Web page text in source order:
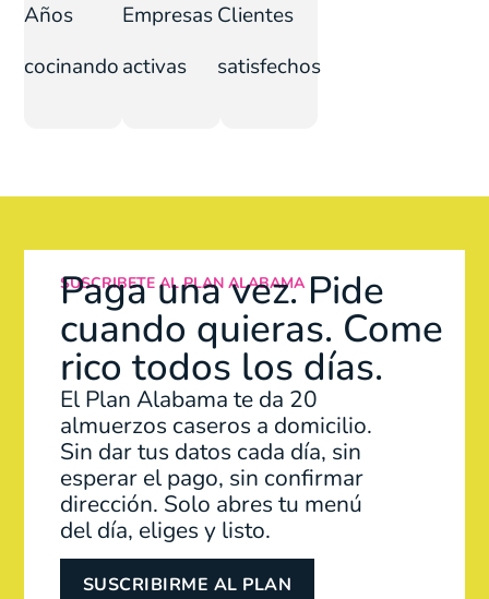
Años
cocinando
Empresas
activas
Clientes
satisfechos
SUSCRIBETE AL PLAN ALABAMA
Paga una vez. Pide
cuando quieras. Come
rico todos los días.
El Plan Alabama te da 20
almuerzos caseros a domicilio.
Sin dar tus datos cada día, sin
esperar el pago, sin confirmar
dirección. Solo abres tu menú
del día, eliges y listo.
SUSCRIBIRME AL PLAN